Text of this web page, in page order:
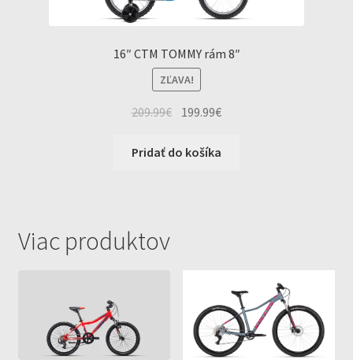
16″ CTM TOMMY rám 8″
ZĽAVA!
209.99€ Original
was:
199.99€Current
Pridať do košíka
Viac produktov